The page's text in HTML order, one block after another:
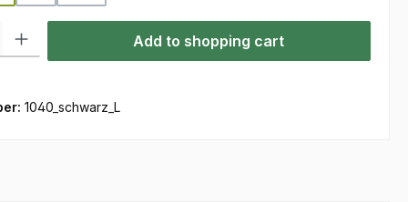
Enter the desired amount or use the buttons to increase or
Add to shopping cart
1040_schwarz_L